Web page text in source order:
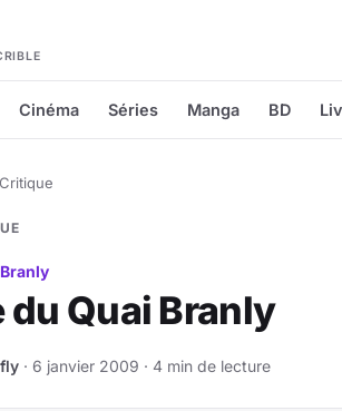
Cinéma Séries Manga BD
Critique
du Quai Branly
· 6 janvier 2009 · 4 min de lecture